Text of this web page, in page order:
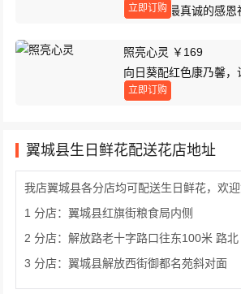
格，表达最真诚的感恩
立即订购
照亮心灵 ￥169
向日葵配红色康乃馨
温暖！
立即订购
翼城县生日鲜花配送花店地址
我店翼城县各分店均可配送生日鲜花，欢
1 分店：翼城县红旗街粮食局内侧
2 分店：解放路老十字路口往东100米 路北
3 分店：翼城县解放西街御都名苑斜对面